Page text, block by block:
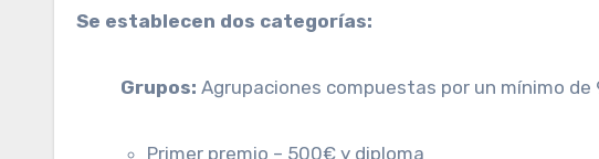
Se establecen dos categorías:
Grupos: Agrupaciones compuestas por un mínimo de
Primer premio – 500€ y diploma